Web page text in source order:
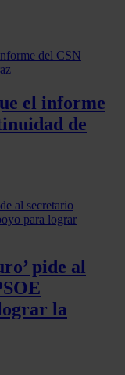
de sus servicios.
el informe
de
pide al
la